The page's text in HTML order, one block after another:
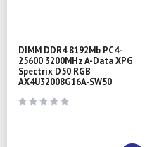
DIMM DDR4 8192Mb PC4-
25600 3200MHz A-Data XPG
Spectrix D50 RGB
AX4U32008G16A-SW50